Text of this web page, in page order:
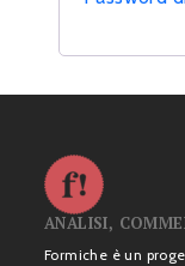
ANALISI,
Formiche è un